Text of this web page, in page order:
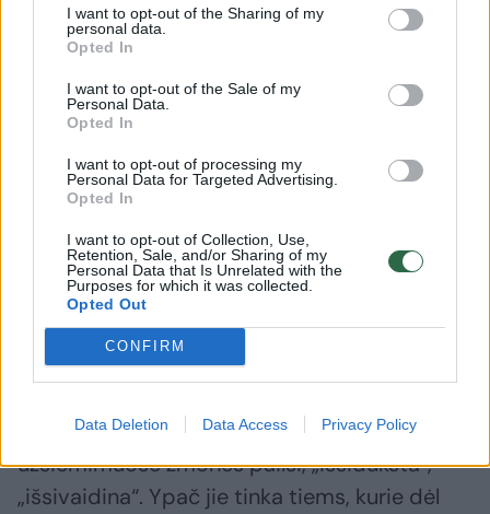
I want to opt-out of the Sharing of my
personal data.
Opted In
I want to opt-out of the Sale of my
Personal Data.
Opted In
I want to opt-out of processing my
Personal Data for Targeted Advertising.
Opted In
I want to opt-out of Collection, Use,
Retention, Sale, and/or Sharing of my
Personal Data that Is Unrelated with the
Purposes for which it was collected.
Opted Out
CONFIRM
Data Deletion Data Access Privacy Policy
plačiau, kaip Tau atsirado idėja mokyti?
Kokių naujų kampų ši veikla atveria Tavo
aktorystės kelyje, kokių naujų įžvalgų
pasirodo?
– Įvairius mokymus vedžiau dar seniai, tiek
įmonėse, tiek socialinėse iniciatyvose. Dabar
jau kelis metus dėstau Lietuvos muzikos ir
teatro akademijos šiuolaikinio šokio
katedroje vaidybą šokėjams bei antrus
metus vedu kursus Naujamiestyje visiems
vaidybą, kvėpavimo technikas, tokiuose
užsiėmimuose žmonės pailsi, „išsidūksta“,
„išsivaidina“. Ypač jie tinka tiems, kurie dėl